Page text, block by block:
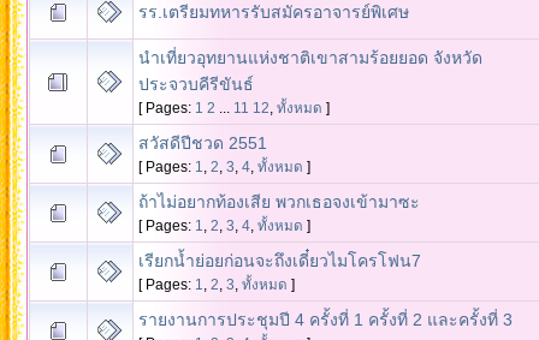
รร.เตรียมทหารรับสมัครอาจารย์พิเศษ
นำเที่ยวอุทยานแห่งชาติเขาสามร้อยยอด จังหวัด
ประจวบคีรีขันธ์
[ Pages: 1 2 11 12 ทั้งหมด ]
สวัสดีปีชวด 2551
[ Pages: 1 2 3 4, ทั้งหมด ]
ถ้าไม่อยากท้องเสีย พวกเธอจงเข้ามาซะ
[ Pages: 1 2 3 4, ทั้งหมด ]
เรียกน้ำย่อยก่อนจะถึงเดี๋ยวไมโครโฟน7
[ Pages: 1 2 3 ทั้งหมด ]
รายงานการประชุมปี 4 ครั้งที่ 1 ครั้งที่ 2 และครั้งที่ 3